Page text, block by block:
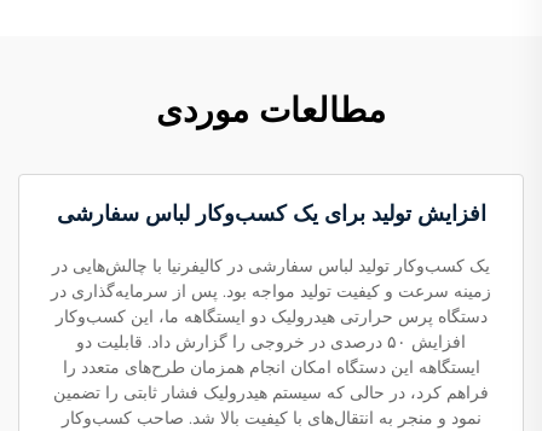
مطالعات موردی
افزایش تولید برای یک کسب‌وکار لباس سفارشی
یک کسب‌وکار تولید لباس سفارشی در کالیفرنیا با چالش‌هایی در
زمینه سرعت و کیفیت تولید مواجه بود. پس از سرمایه‌گذاری در
دستگاه پرس حرارتی هیدرولیک دو ایستگاهه ما، این کسب‌وکار
افزایش ۵۰ درصدی در خروجی را گزارش داد. قابلیت دو
ایستگاهه این دستگاه امکان انجام همزمان طرح‌های متعدد را
فراهم کرد، در حالی که سیستم هیدرولیک فشار ثابتی را تضمین
نمود و منجر به انتقال‌های با کیفیت بالا شد. صاحب کسب‌وکار